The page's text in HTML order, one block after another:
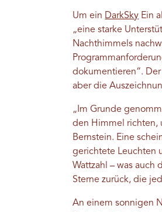
Um ein DarkSky Ein
„eine starke
Nachthimmels
dokumentieren“.
aber die
„Im Grunde
den Himmel richten,
Bernstein. Eine
gerichtete Leuchten
Wattzahl – was auch
Sterne zurück, die
An einem sonnigen